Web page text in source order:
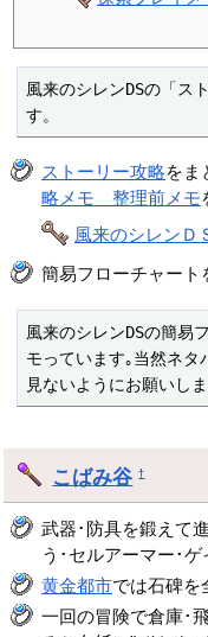
風来のシレンDSの「ス
す。
ストーリー攻略をま
略メモ 整理前メモ
風来のシレン
簡易フローチャート
風来のシレンDSの簡易
モっています｡当然ネタ
見ないようにお願いし
こばみ谷 †
武器･防具を鍛えて
う･セルアーマー･
黄金都市では石碑を
一回の冒険で倉庫･